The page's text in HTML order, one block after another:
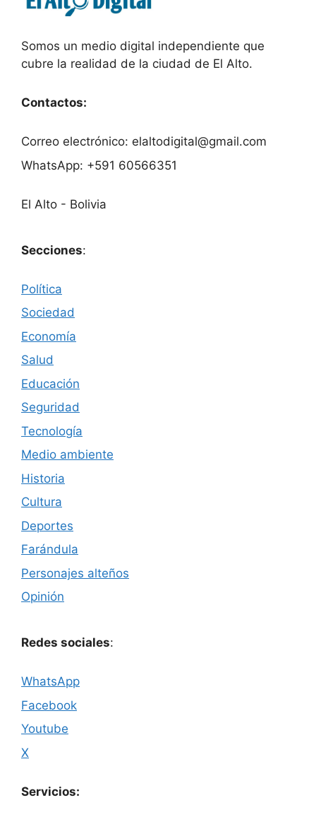
Somos un medio digital independiente que
cubre la realidad de la ciudad de El Alto.
Contactos:
Correo electrónico: elaltodigital@gmail.com
WhatsApp: +591 60566351
El Alto - Bolivia
Secciones:
Política
Sociedad
Economía
Salud
Educación
Seguridad
Tecnología
Medio ambiente
Historia
Cultura
Deportes
Farándula
Personajes alteños
Opinión
Redes sociales:
WhatsApp
Facebook
Youtube
X
Servicios: